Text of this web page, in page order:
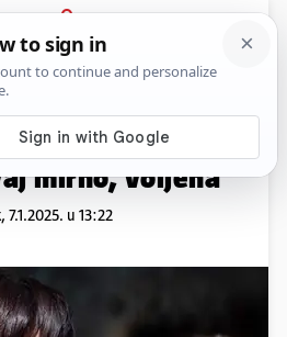
PRIJAVA
Show Komentari
ovih dana
mirno, voljena'
7.1.2025. u 13:22